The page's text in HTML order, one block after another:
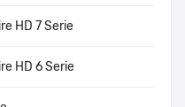
HD 7 Serie
HD 6 Serie